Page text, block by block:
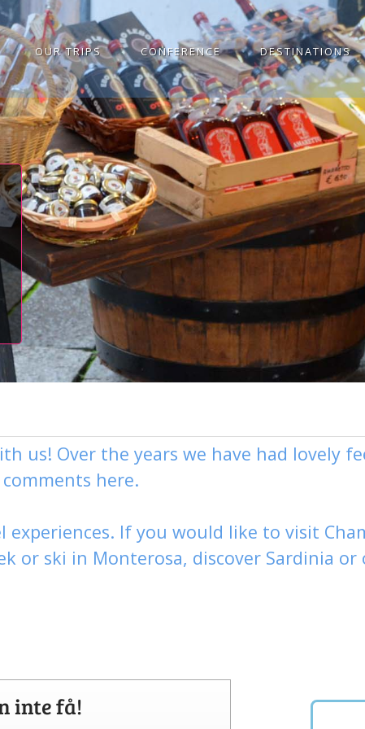
OUR TRIPS CONFERENCE DESTINATIONS
us! Over the years we have had lovely
here.
experiences. If you would like to visit
or ski in Monterosa, discover Sardinia or
inte få!